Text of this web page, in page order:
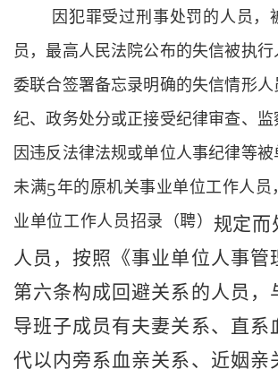
因犯罪受过刑事处罚的人员，
员，最高人民法院公布的失信被执
委联合签署备忘录明确的失信情形
纪、政务处分或正接受纪律审查、监
因违反法律法规或单位人事纪律等
未满5年的原机关事业单位工作人员
业单位工作人员招录（聘） 规定而
人员 ，按照《事业单位人事管
第六条构成回避关系的人员，
导班子成员有夫妻关系、直系
代以内旁系血亲关系、近姻亲